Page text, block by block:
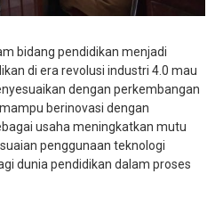
bidang pendidikan menjadi
di era revolusi industri 4.0 mau
dengan perkembangan
berinovasi dengan
usaha meningkatkan mutu
penggunaan teknologi
dunia pendidikan dalam proses